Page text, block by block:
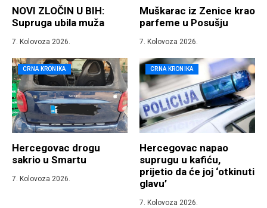
NOVI ZLOČIN U BIH:
Supruga ubila muža
7. Kolovoza 2026.
Muškarac iz Zenice krao
parfeme u Posušju
7. Kolovoza 2026.
CRNA KRONIKA
Hercegovac drogu
sakrio u Smartu
7. Kolovoza 2026.
CRNA KRONIKA
Hercegovac napao
suprugu u kafiću,
prijetio da će joj ‘otkinuti
glavu’
7. Kolovoza 2026.